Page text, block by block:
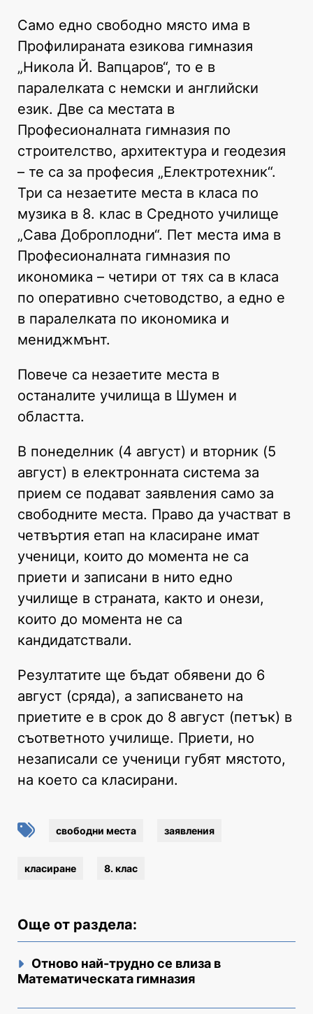
Само едно свободно място има в
Профилираната езикова гимназия
„Никола Й. Вапцаров“, то е в
паралелката с немски и английски
език. Две са местата в
Професионалната гимназия по
строителство, архитектура и геодезия
– те са за професия „Електротехник“.
Три са незаетите места в класа по
музика в 8. клас в Средното училище
„Сава Доброплодни“. Пет места има в
Професионалната гимназия по
икономика – четири от тях са в класа
по оперативно счетоводство, а едно е
в паралелката по икономика и
мениджмънт.
Повече са незаетите места в
останалите училища в Шумен и
областта.
В понеделник (4 август) и вторник (5
август) в електронната система за
прием се подават заявления само за
свободните места. Право да участват в
четвъртия етап на класиране имат
ученици, които до момента не са
приети и записани в нито едно
училище в страната, както и онези,
които до момента не са
кандидатствали.
Резултатите ще бъдат обявени до 6
август (сряда), а записването на
приетите е в срок до 8 август (петък) в
съответното училище. Приети, но
незаписали се ученици губят мястото,
на което са класирани.
свободни места заявления
класиране 8. клас
Още от раздела:
Отново най-трудно се влиза в
Математическата гимназия